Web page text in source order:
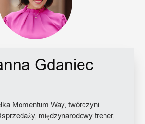
Gdaniec
Momentum Way, twórczyni
międzynarodowy trener,